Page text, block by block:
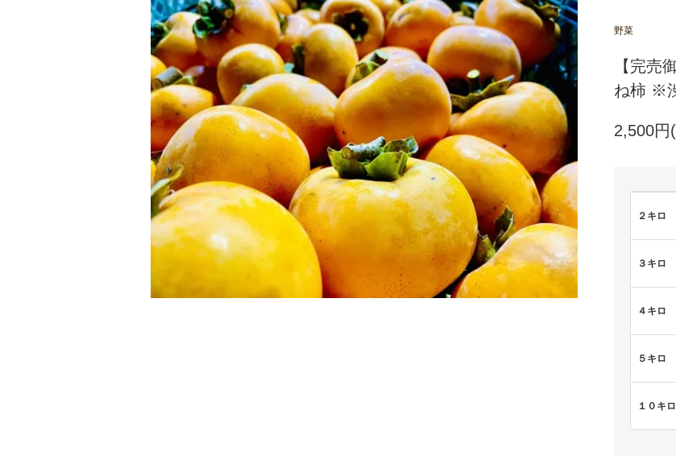
野菜
【完売
ね柿 ※
2,500円
２キロ
３キロ
４キロ
５キロ
１０キロ